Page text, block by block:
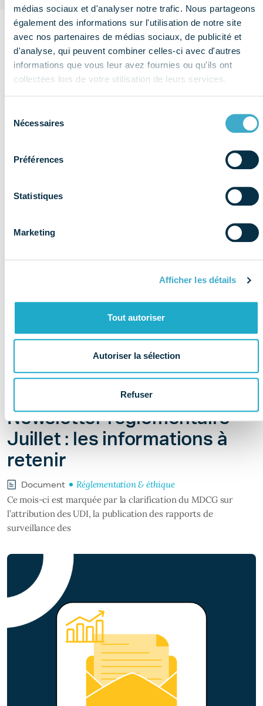
médias sociaux et d'analyser notre trafic. Nous partageons
également des informations sur l'utilisation de notre site
avec nos partenaires de médias sociaux, de publicité et
d'analyse, qui peuvent combiner celles-ci avec d'autres
informations que vous leur avez fournies ou qu'ils ont
collectées lors de votre utilisation de leurs services.
Nécessaires
Préférences
Statistiques
Marketing
Afficher les détails
Tout autoriser
Autoriser la sélection
Refuser
Sur le
même
thème
Voir plus de
publications
Newsletter réglementaire –
Juillet : les informations à
retenir
Document
Réglementation & éthique
Ce mois-ci est marquée par la clarification du MDCG sur
l’attribution des UDI, la publication des rapports de
surveillance des